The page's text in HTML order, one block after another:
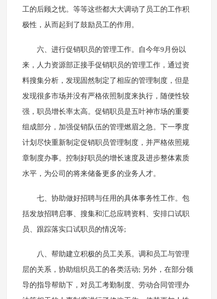
工的后顾之忧。等等这些都大大调动了员工的工作积
极性，从而起到了鼓励员工的作用。
六、进行促销职员的管理工作。自今年9月份以
来，人力资源部正接手促销职员的管理工作，通过资
料搜集分析，发现固然制定了相应的管理制度，但是
发现很多市场并没有严格依照制度来执行，随便性较
强，职员增长率太高。促销职员是五叶神市场的重要
组成部分，加强促销队伍的管理燃眉之急。下一季度
计划尽快重新制定促销职员管理制度，并严格依照规
章制度办事。控制好职员的增长速度及进步整体素质
水平，为公司的将来储备更多的业务人才。
七、协助做好招聘与任用的具体事务性工作。包
括发放招聘启事、搜集和汇总应聘资料、安排口试职
员、跟踪落实口试职员的情况等;
八、帮助建立积极的员工关系。调和员工与管理
层的关系，协助组织员工的各类活动; 另外，在部分领
导的指导帮助下，对员工考勤制度、劳动合同管理办